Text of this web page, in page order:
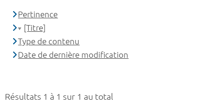
Résultats 1 à 1 sur 1 au total
Pertinence
[Titre]
Type de contenu
Date de dernière modification